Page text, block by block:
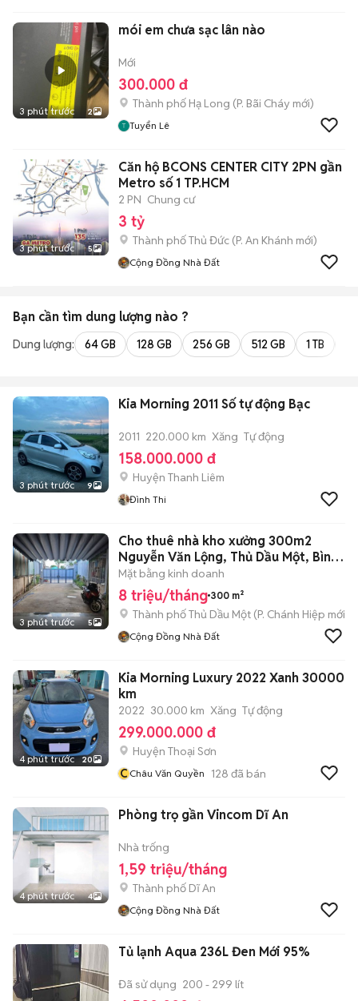
3 phút trước 2
mói em chưa sạc lân nào
Mới
300.000 đ
Thành phố Hạ Long (P. Bãi Cháy mới)
Tuyển Lê
3 phút trước 5
Căn hộ BCONS CENTER CITY 2PN gần
Metro số 1 TP.HCM
2 PN Chung cư
3 tỷ
Thành phố Thủ Đức (P. An Khánh mới)
Cộng Đồng Nhà Đất
Bạn cần tìm dung lượng nào ?
Dung lượng: 64 GB 128 GB 256 GB 512 GB 1 TB
3 phút trước 9
Kia Morning 2011 Số tự động Bạc
2011 220.000 km Xăng Tự động
158.000.000 đ
Huyện Thanh Liêm
Đình Thi
3 phút trước 5
Cho thuê nhà kho xưởng 300m2
Nguyễn Văn Lộng, Thủ Dầu Một, Bình
Dương
Mặt bằng kinh doanh
8 triệu/tháng 300 m²
Thành phố Thủ Dầu Một (P. Chánh Hiệp mới)
Cộng Đồng Nhà Đất
4 phút trước 20
Kia Morning Luxury 2022 Xanh 30000
km
2022 30.000 km Xăng Tự động
299.000.000 đ
Huyện Thoại Sơn
CChâu Văn Quyền 128 đã bán
4 phút trước 4
Phòng trọ gần Vincom Dĩ An
Nhà trống
1,59 triệu/tháng
Thành phố Dĩ An
Cộng Đồng Nhà Đất
Tủ lạnh Aqua 236L Đen Mới 95%
Đã sử dụng 200 - 299 lít